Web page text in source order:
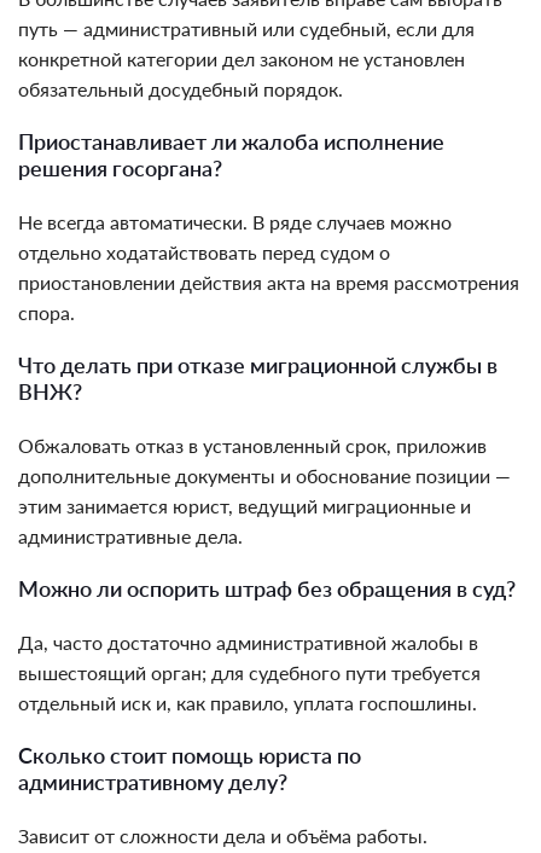
путь — административный или судебный, если для
конкретной категории дел законом не установлен
обязательный досудебный порядок.
Приостанавливает ли жалоба исполнение
решения госоргана?
Не всегда автоматически. В ряде случаев можно
отдельно ходатайствовать перед судом о
приостановлении действия акта на время рассмотрения
спора.
Что делать при отказе миграционной службы в
ВНЖ?
Обжаловать отказ в установленный срок, приложив
дополнительные документы и обоснование позиции —
этим занимается юрист, ведущий миграционные и
административные дела.
Можно ли оспорить штраф без обращения в суд?
Да, часто достаточно административной жалобы в
вышестоящий орган; для судебного пути требуется
отдельный иск и, как правило, уплата госпошлины.
Сколько стоит помощь юриста по
административному делу?
Зависит от сложности дела и объёма работы.